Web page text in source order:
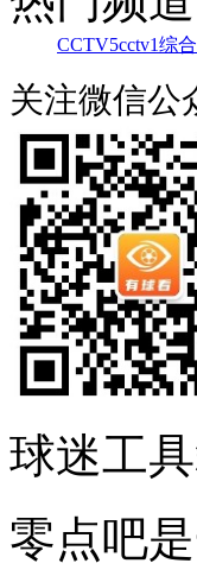
CCTV5cctv1综合
关注微信公
球迷工
零点吧